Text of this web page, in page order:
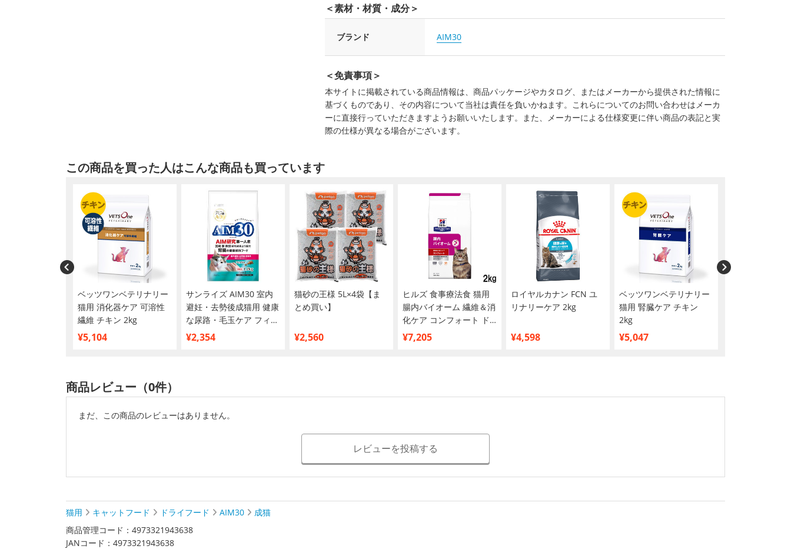
＜素材・材質・成分＞
ブランド AIM30
＜免責事項＞
本サイトに掲載されている商品情報は、商品パッケージやカタログ、またはメーカーから提供された情報に
基づくものであり、その内容について当社は責任を負いかねます。これらについてのお問い合わせはメーカ
ーに直接行っていただきますようお願いいたします。また、メーカーによる仕様変更に伴い商品の表記と実
際の仕様が異なる場合がございます。
この商品を買った人はこんな商品も買っています
ベッツワンベテリナリー
猫用 消化器ケア 可溶性
繊維 チキン 2kg
¥5,104
サンライズ AIM30 室内
避妊・去勢後成猫用 健康
な尿路・毛玉ケア フィッ
シュ 1.2kg
¥2,354
猫砂の王様 5L×4袋【ま
とめ買い】
¥2,560
ヒルズ 食事療法食 猫用
腸内バイオーム 繊維＆消
化ケア コンフォート ド
ライ 2kg
¥7,205
ロイヤルカナン FCN ユ
リナリーケア 2kg
¥4,598
ベッツワンベテリナリー
猫用 腎臓ケア チキン
2kg
¥5,047
商品レビュー（0件）
まだ、この商品のレビューはありません。
レビューを投稿する
猫用 キャットフード ドライフード AIM30
成猫
商品管理コード：4973321943638
JANコード：4973321943638